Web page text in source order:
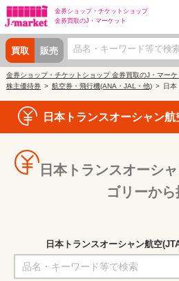
金券ショップ・ チケットショップ
金券買取のJ・マーケット
買取 販売
金券ショップ・チケットショップ 金券買取のJ・マーケ
株主優待券
航空券・飛行機(ANA・JAL・他) 日本
日本トランスオーシャン
日本トランスオーシ
ゴリーから
日本トランスオーシャン航空